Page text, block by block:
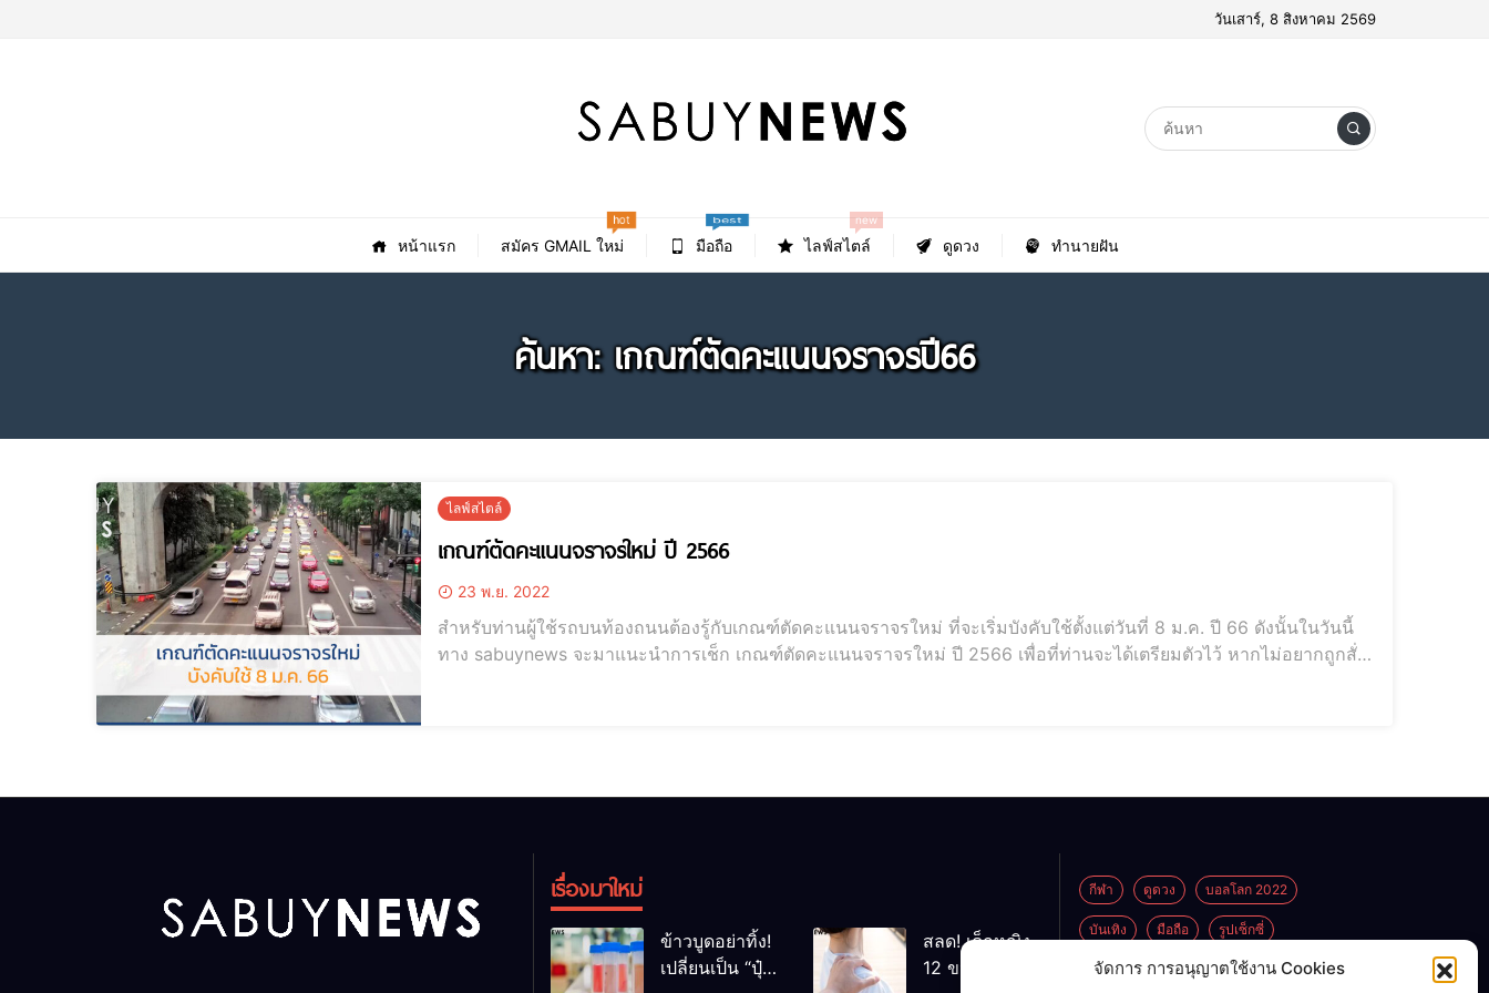
จัดการ การอนุญาตใช้งาน Cookies
วันเสาร์, 8 สิงหาคม 2569
หน้าแรก สมัคร GMAIL ใหม่
hot
มือถือ
best
ไลฟ์สไตล์
new
ดูดวง ทำนายฝัน
ค้นหา: เกณฑ์ตัดคะแนนจราจรปี66
ไลฟ์สไตล์
เกณฑ์ตัดคะแนนจราจรใหม่ ปี 2566
23 พ.ย. 2022
สำหรับท่านผู้ใช้รถบนท้องถนนต้องรู้กับเกณฑ์ตัดคะแนนจราจรใหม่ ที่จะเริ่มบังคับใช้ตั้งแต่วันที่ 8 ม.ค. ปี 66 ดังนั้นในวันนี้
ทาง sabuynews จะมาแนะนำการเช็ก เกณฑ์ตัดคะแนนจราจรใหม่ ปี 2566 เพื่อที่ท่านจะได้เตรียมตัวไว้ หากไม่อยากถูกสั่ง
เรื่องมาใหม่
ข้าวบูดอย่าทิ้ง!
เปลี่ยนเป็น “ปุ๋ย
สลด! เด็กหญิง
12 ขวบ ถูกพ่อ
กีฬา ดูดวง บอลโลก 2022
บันเทิง มือถือ รูปเซ็กซี่
ไลฟ์สไตล์